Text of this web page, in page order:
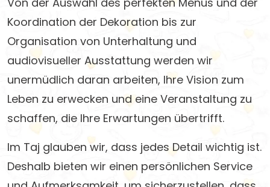
Koordination der Dekoration bis zur
Organisation von Unterhaltung und
audiovisueller Ausstattung werden wir
unermüdlich daran arbeiten, Ihre Vision zum
Leben zu erwecken und eine Veranstaltung zu
schaffen, die Ihre Erwartungen übertrifft.
Im Taj glauben wir, dass jedes Detail wichtig ist.
Deshalb bieten wir einen persönlichen Service